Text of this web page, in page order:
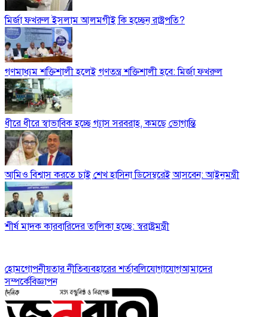
মির্জা ফখরুল ইসলাম আলমগীই কি হচ্ছেন রাষ্ট্রপতি?
গণমাধ্যম শক্তিশালী হলেই গণতন্ত্র শক্তিশালী হবে: মির্জা ফখরুল
ধীরে ধীরে স্বাভাবিক হচ্ছে গ্যাস সরবরাহ, কমছে ভোগান্তি
আমিও বিশ্বাস করতে চাই শেখ হাসিনা ডিসেম্বরেই আসবেন: আইনমন্ত্রী
শীর্ষ মাদক কারবারিদের তালিকা হচ্ছে: স্বরাষ্ট্রমন্ত্রী
হোমগোপনীয়তার নীতিব্যবহারের শর্তাবলিযোগাযোগআমাদের
সম্পর্কেবিজ্ঞাপন